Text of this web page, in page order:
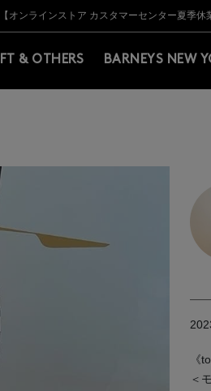
BARNEYS＞会員のお客様は11,000円（税
【夏季休業に伴う出荷一時停止の
【オンラインストア カスタマーセンター夏季休
【夏季休業に伴う返品・交換承り一時
熊本県を中心とした地震の影響によ
【開催中】SUMMER SALEの
BARNEYS＞会員のお客様は11,000円（税
【夏季休業に伴う出荷一時停止の
& OTHERS BARNEYS NEW
《
＜